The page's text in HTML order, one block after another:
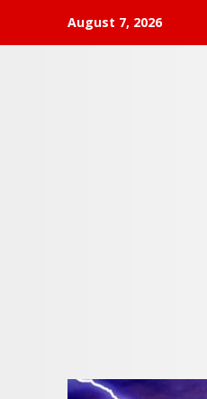
August 7, 2026